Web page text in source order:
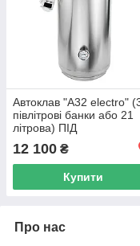
Автоклав "А32 electro"
півлітрові банки або 21
літрова) ПІД
12 100 ₴
Купити
Про нас